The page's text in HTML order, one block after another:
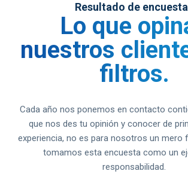
Resultado de
Lo que
nuestros
filtros.
Cada año nos ponemos en contacto
que nos des tu opinión y conocer de
experiencia, no es para nosotros un mero
tomamos esta encuesta como un
responsabilidad.